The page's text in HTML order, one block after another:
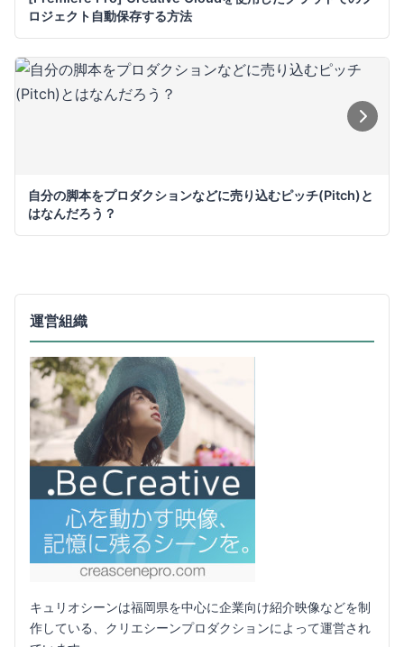
ロジェクト自動保存する方法
自分の脚本をプロダクションなどに売り込むピッチ(Pitch)と
はなんだろう？
運営組織
キュリオシーンは福岡県を中心に企業向け紹介映像などを制
作している、クリエシーンプロダクションによって運営され